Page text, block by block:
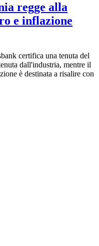
regge alla
e inflazione
certifica una tenuta del
dall'industria, mentre il
è destinata a risalire con